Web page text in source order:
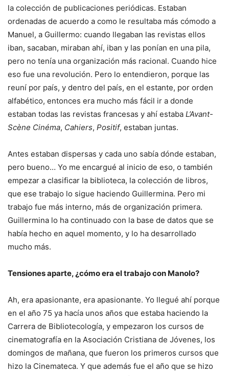
la colección de publicaciones periódicas. Estaban
ordenadas de acuerdo a como le resultaba más cómodo a
Manuel, a Guillermo: cuando llegaban las revistas ellos
iban, sacaban, miraban ahí, iban y las ponían en una pila,
pero no tenía una organización más racional. Cuando hice
eso fue una revolución. Pero lo entendieron, porque las
reuní por país, y dentro del país, en el estante, por orden
alfabético, entonces era mucho más fácil ir a donde
estaban todas las revistas francesas y ahí estaba L’Avant-
Scène Cinéma, Cahiers, Positif, estaban juntas.
Antes estaban dispersas y cada uno sabía dónde estaban,
pero bueno… Yo me encargué al inicio de eso, o también
empezar a clasificar la biblioteca, la colección de libros,
que ese trabajo lo sigue haciendo Guillermina. Pero mi
trabajo fue más interno, más de organización primera.
Guillermina lo ha continuado con la base de datos que se
había hecho en aquel momento, y lo ha desarrollado
mucho más.
Tensiones aparte, ¿cómo era el trabajo con Manolo?
Ah, era apasionante, era apasionante. Yo llegué ahí porque
en el año 75 ya hacía unos años que estaba haciendo la
Carrera de Bibliotecología, y empezaron los cursos de
cinematografía en la Asociación Cristiana de Jóvenes, los
domingos de mañana, que fueron los primeros cursos que
hizo la Cinemateca. Y que además fue el año que se hizo